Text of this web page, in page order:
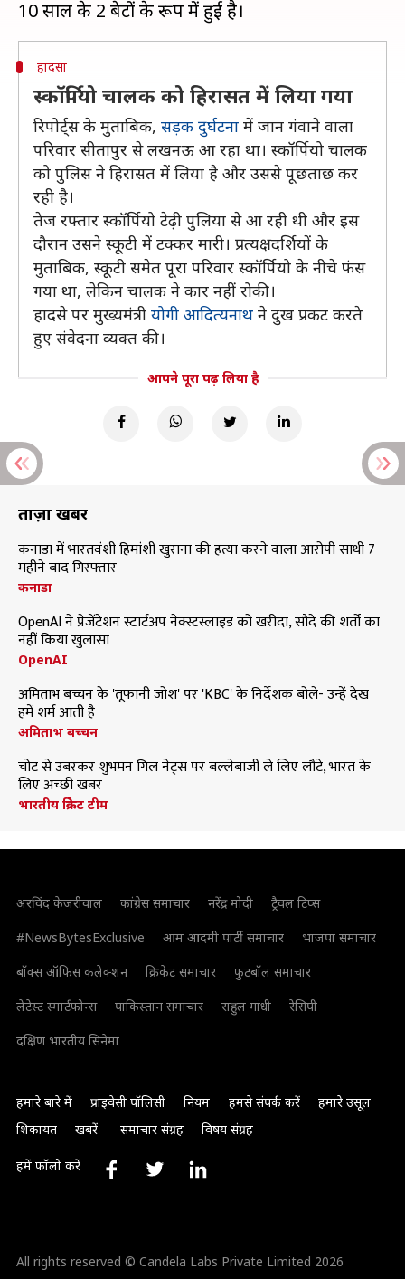
हादसा
स्कॉर्पियो चालक को हिरासत में लिया गया
रिपोर्ट्स के मुताबिक, सड़क दुर्घटना में जान गंवाने वाला
परिवार सीतापुर से लखनऊ आ रहा था। स्कॉर्पियो चालक
को पुलिस ने हिरासत में लिया है और उससे पूछताछ कर
रही है।
तेज रफ्तार स्कॉर्पियो टेढ़ी पुलिया से आ रही थी और इस
दौरान उसने स्कूटी में टक्कर मारी। प्रत्यक्षदर्शियों के
मुताबिक, स्कूटी समेत पूरा परिवार स्कॉर्पियो के नीचे फंस
गया था, लेकिन चालक ने कार नहीं रोकी।
हादसे पर मुख्यमंत्री योगी आदित्यनाथ ने दुख प्रकट करते
हुए संवेदना व्यक्त की।
आपने पूरा पढ़ लिया है
ताज़ा खबरें
कनाडा में भारतवंशी हिमांशी खुराना की हत्या करने वाला आरोपी साथी 7
महीने बाद गिरफ्तार
कनाडा
OpenAI ने प्रेजेंटेशन स्टार्टअप नेक्स्टस्लाइड को खरीदा, सौदे की शर्तों का
नहीं किया खुलासा
OpenAI
अमिताभ बच्चन के 'तूफानी जोश' पर 'KBC' के निर्देशक बोले- उन्हें देख
हमें शर्म आती है
अमिताभ बच्चन
चोट से उबरकर शुभमन गिल नेट्स पर बल्लेबाजी ले लिए लौटे, भारत के
लिए अच्छी खबर
भारतीय क्रिकेट टीम
अरविंद केजरीवाल कांग्रेस समाचार नरेंद्र मोदी
ट्रैवल टिप्स
#NewsBytesExclusive
आम आदमी पार्टी समाचार
भाजपा समाचार
बॉक्स ऑफिस कलेक्शन
क्रिकेट समाचार
फुटबॉल समाचार
लेटेस्ट स्मार्टफोन्स
पाकिस्तान समाचार राहुल गांधी
रेसिपी
दक्षिण भारतीय सिनेमा
हमारे बारे में प्राइवेसी पॉलिसी नियम हमसे संपर्क करें
हमारे उसूल
शिकायत
खबरें समाचार संग्रह विषय संग्रह
हमें फॉलो करें
All rights reserved © Candela Labs Private Limited 2026